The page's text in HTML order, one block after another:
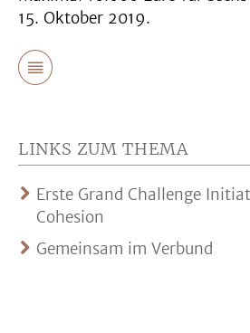
15. Oktober 2019.
LINKS ZUM THEMA
Erste Grand Challenge
Cohesion
Gemeinsam im Verbund